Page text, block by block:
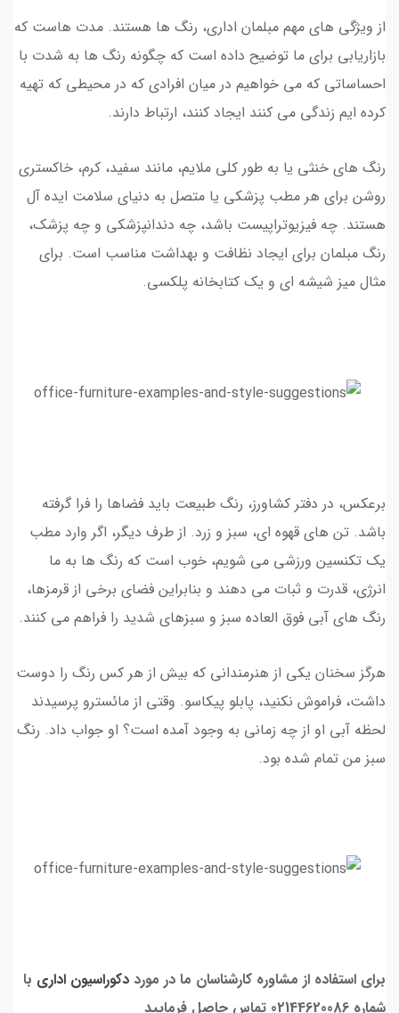
از ویژگی های مهم مبلمان اداری، رنگ ها هستند. مدت هاست که
بازاریابی برای ما توضیح داده است که چگونه رنگ ها به شدت با
احساساتی که می خواهیم در میان افرادی که در محیطی که تهیه
کرده ایم زندگی می کنند ایجاد کنند، ارتباط دارند.
رنگ های خنثی یا به طور کلی ملایم، مانند سفید، کرم، خاکستری
روشن برای هر مطب پزشکی یا متصل به دنیای سلامت ایده آل
هستند. چه فیزیوتراپیست باشد، چه دندانپزشکی و چه پزشک،
رنگ مبلمان برای ایجاد نظافت و بهداشت مناسب است. برای
مثال میز شیشه ای و یک کتابخانه پلکسی.
برعکس، در دفتر کشاورز، رنگ طبیعت باید فضاها را فرا گرفته
باشد. تن های قهوه ای، سبز و زرد. از طرف دیگر، اگر وارد مطب
یک تکنسین ورزشی می شویم، خوب است که رنگ ها به ما
انرژی، قدرت و ثبات می دهند و بنابراین فضای برخی از قرمزها،
رنگ های آبی فوق العاده سبز و سبزهای شدید را فراهم می کنند.
هرگز سخنان یکی از هنرمندانی که بیش از هر کس رنگ را دوست
داشت، فراموش نکنید، پابلو پیکاسو. وقتی از مائسترو پرسیدند
لحظه آبی او از چه زمانی به وجود آمده است؟ او جواب داد. رنگ
سبز من تمام شده بود.
برای استفاده از مشاوره کارشناسان ما در مورد دکوراسیون اداری با
شماره 02144620086 تماس حاصل فرمایید